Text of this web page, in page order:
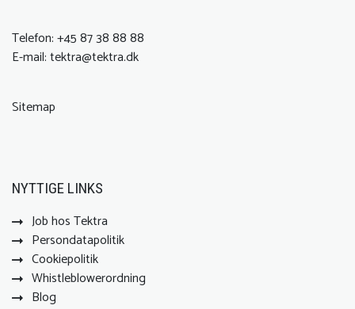
Telefon:+45 87 38 88 88
E-mail:tektra@tektra.dk
Sitemap
NYTTIGE LINKS
Job hos Tektra
Persondatapolitik
Cookiepolitik
Whistleblowerordning
Blog